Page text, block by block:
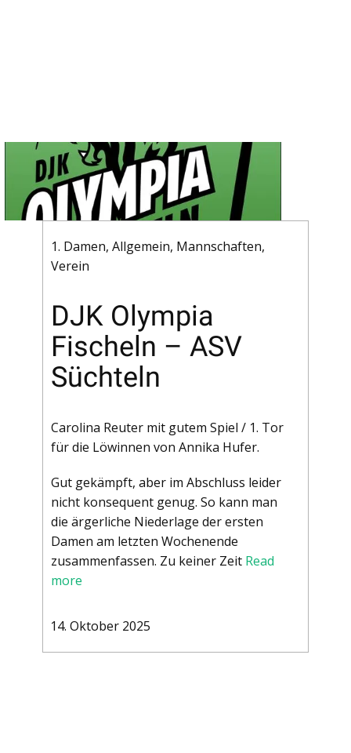
1. Damen, Allgemein, Mannschaften,
Verein
DJK Olympia
Fischeln – ASV
Süchteln
Carolina Reuter mit gutem Spiel / 1. Tor
für die Löwinnen von Annika Hufer.
Gut gekämpft, aber im Abschluss leider
nicht konsequent genug. So kann man
die ärgerliche Niederlage der ersten
Damen am letzten Wochenende
zusammenfassen. Zu keiner Zeit Read
more
14. Oktober 2025